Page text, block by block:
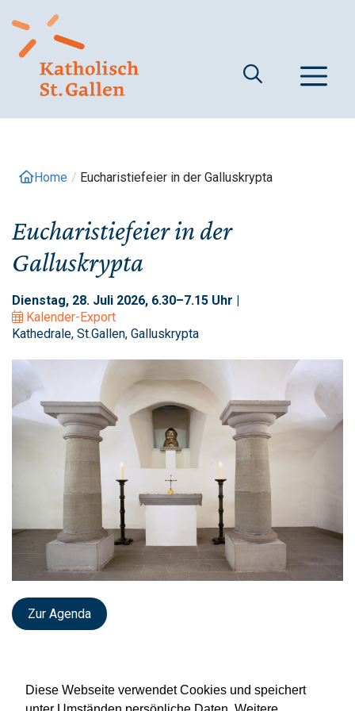
Diese Webseite verwendet Cookies und speichert
zum
Inhalt
Home / Eucharistiefeier in der Galluskrypta
Eucharistiefeier in der
Galluskrypta
Dienstag, 28. Juli 2026, 6.30–7.15 Uhr |
Kalender-Export
Kathedrale, St.Gallen, Galluskrypta
Zur Agenda